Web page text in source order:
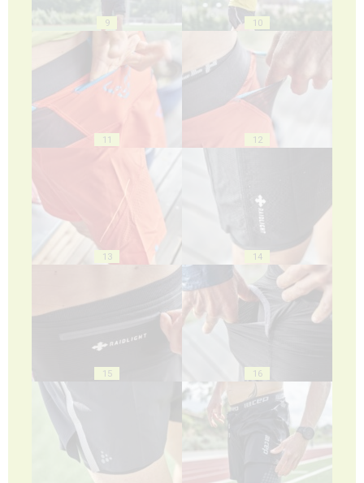
9 10
11 12
13 14
15 16